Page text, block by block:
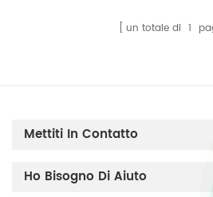
un totale di 1
Mettiti In Contatto
Ho Bisogno Di Aiuto